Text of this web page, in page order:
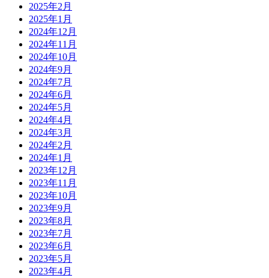
2025年2月
2025年1月
2024年12月
2024年11月
2024年10月
2024年9月
2024年7月
2024年6月
2024年5月
2024年4月
2024年3月
2024年2月
2024年1月
2023年12月
2023年11月
2023年10月
2023年9月
2023年8月
2023年7月
2023年6月
2023年5月
2023年4月